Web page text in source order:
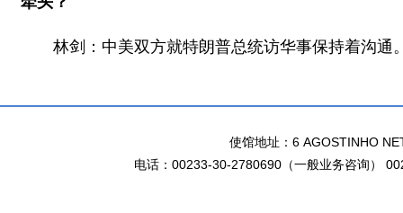
林剑：中美双方就特朗普总统访华事保持着沟
使馆地址：6 AGOSTINHO
电话：00233-30-2780690（一般业务咨询）